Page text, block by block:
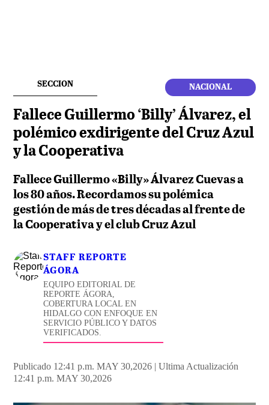
SECCION NACIONAL
Fallece Guillermo ‘Billy’ Álvarez, el
polémico exdirigente del Cruz Azul
y la Cooperativa
Fallece Guillermo «Billy» Álvarez Cuevas a
los 80 años. Recordamos su polémica
gestión de más de tres décadas al frente de
la Cooperativa y el club Cruz Azul
STAFF REPORTE
ÁGORA
EQUIPO EDITORIAL DE
REPORTE ÁGORA,
COBERTURA LOCAL EN
HIDALGO CON ENFOQUE EN
SERVICIO PÚBLICO Y DATOS
VERIFICADOS.
Publicado 12:41 p.m. MAY 30,2026 | Ultima Actualización
12:41 p.m. MAY 30,2026